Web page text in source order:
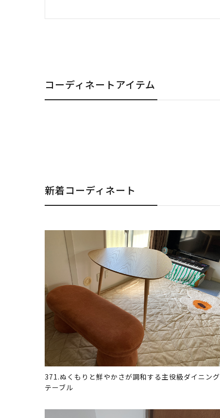
コーディネートアイテム
新着コーディネート
371.ぬくもりと鮮やかさが調和する主役級ダイニング
テーブル